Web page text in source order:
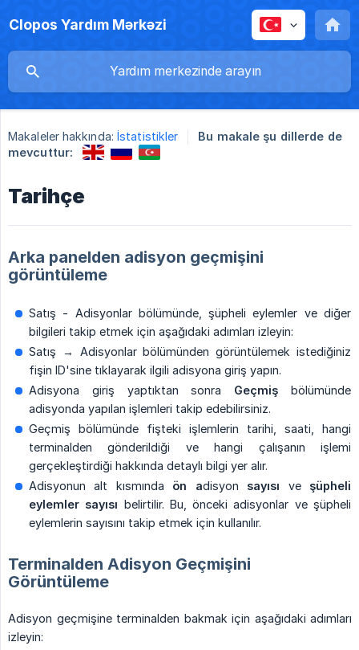
Clopos Yardım Mərkəzi
Makaleler hakkında: İstatistikler
Bu makale şu dillerde de
mevcuttur:
Tarihçe
Arka panelden adisyon geçmişini
görüntüleme
Satış - Adisyonlar bölümünde, şüpheli eylemler ve diğer
bilgileri takip etmek için aşağıdaki adımları izleyin:
Satış → Adisyonlar bölümünden görüntülemek istediğiniz
fişin ID'sine tıklayarak ilgili adisyona giriş yapın.
Adisyona giriş yaptıktan sonra Geçmiş bölümünde
adisyonda yapılan işlemleri takip edebilirsiniz.
Geçmiş bölümünde fişteki işlemlerin tarihi, saati, hangi
terminalden gönderildiği ve hangi çalışanın işlemi
gerçekleştirdiği hakkında detaylı bilgi yer alır.
Adisyonun alt kısmında ön adisyon sayısı ve şüpheli
eylemler sayısı belirtilir. Bu, önceki adisyonlar ve şüpheli
eylemlerin sayısını takip etmek için kullanılır.
Terminalden Adisyon Geçmişini
Görüntüleme
Adisyon geçmişine terminalden bakmak için aşağıdaki adımları
izleyin: